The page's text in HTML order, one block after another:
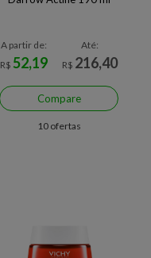
A partir de:
R$ 52,19
Até:
R$ 216,40
Compare
10 ofertas